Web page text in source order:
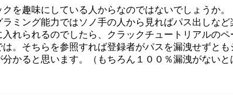
を趣味にしている人からなのではないでしょうか。
ミング能力ではソノ手の人から見ればパス出しなど
入れられるのでしたら、クラックチュートリアルのペ
は。そちらを参照すれば登録者がパスを漏洩せずとも
かると思います。（もちろん１００％漏洩がないと